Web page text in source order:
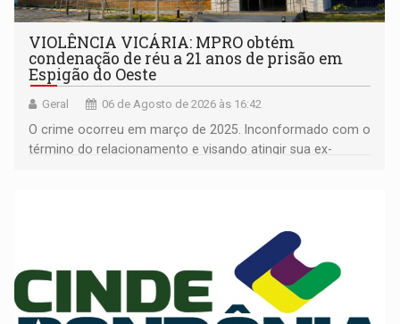
VIOLÊNCIA VICÁRIA: MPRO obtém
condenação de réu a 21 anos de prisão em
Espigão do Oeste
Geral 06 de Agosto de 2026 às 16:42
O crime ocorreu em março de 2025. Inconformado com o
término do relacionamento e visando atingir sua ex-